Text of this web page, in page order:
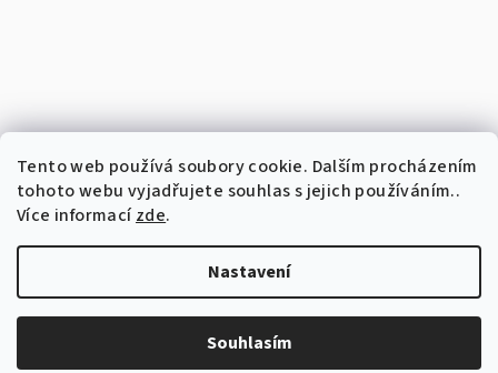
Tento web používá soubory cookie. Dalším procházením
tohoto webu vyjadřujete souhlas s jejich používáním..
Více informacízde.
Nastavení
Souhlasím